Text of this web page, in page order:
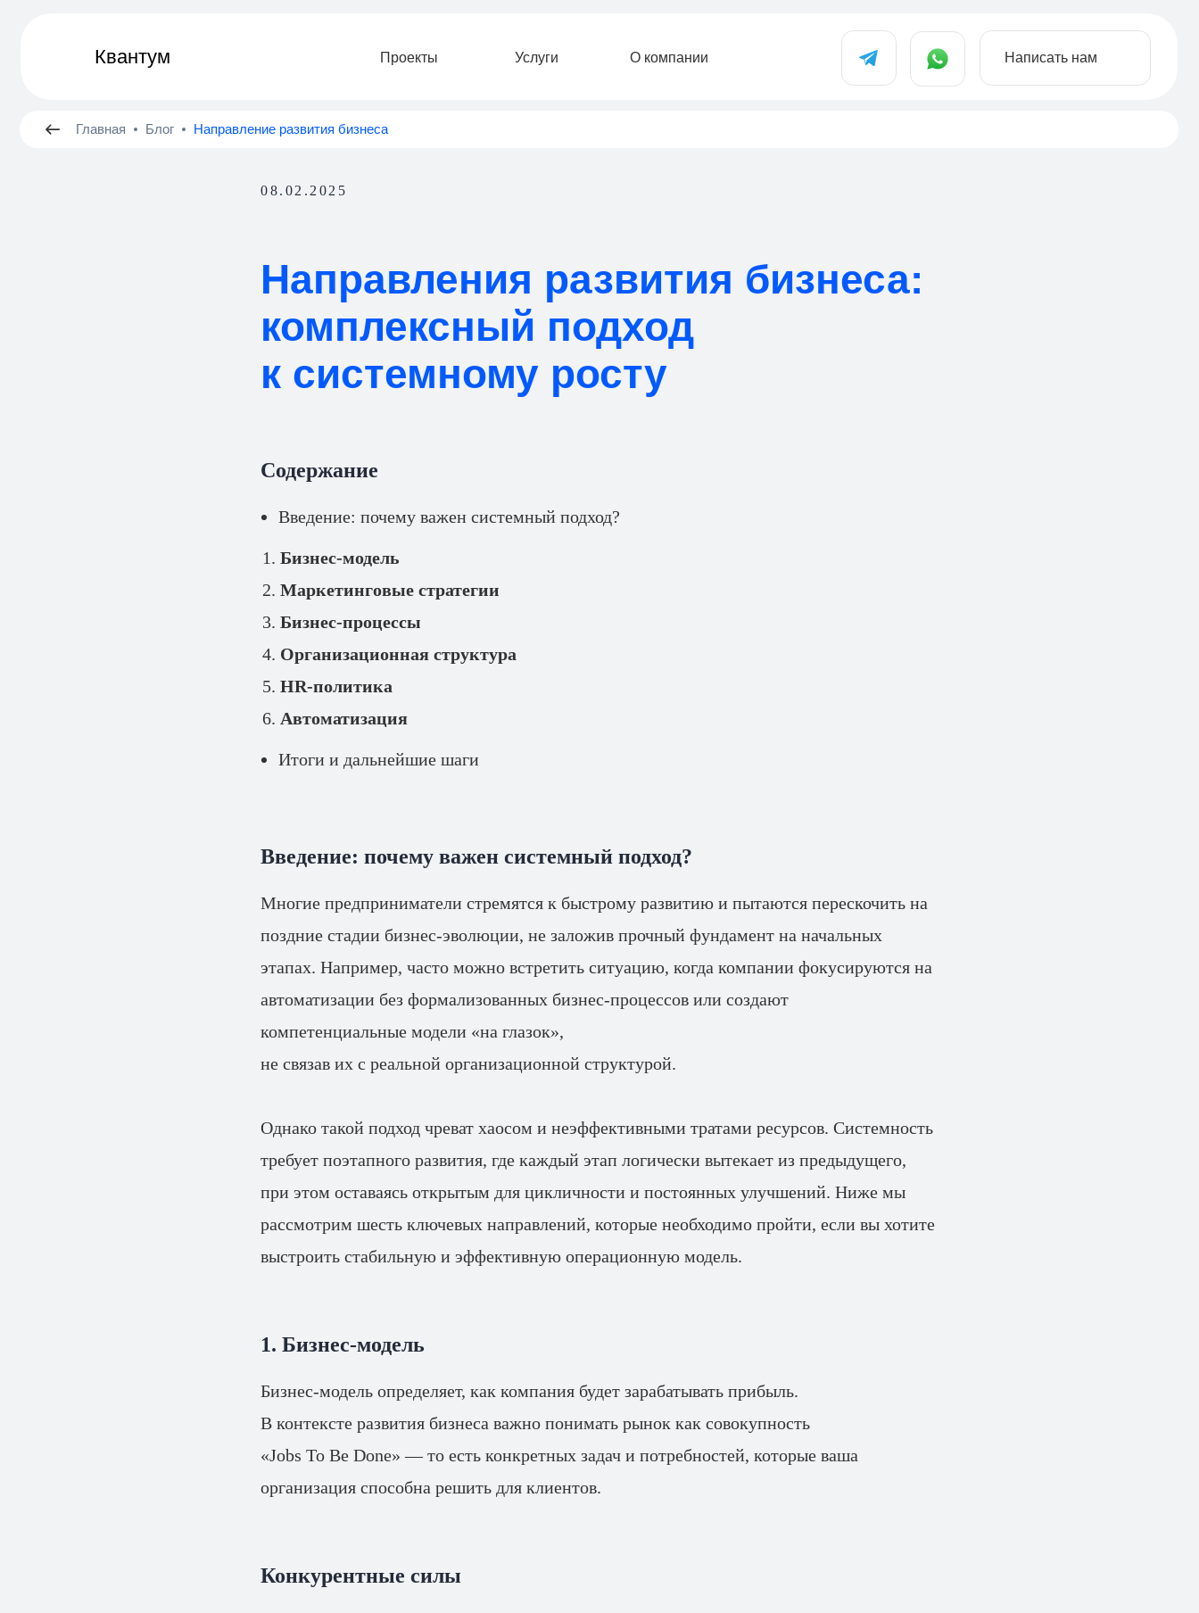
О компании Написать нам
ㅤПроекты
Квантум
08.02.2025
Направления развития бизнеса:
комплексный подход
к системному росту
Содержание
Введение: почему важен системный подход?
Бизнес-модель
Маркетинговые стратегии
Бизнес-процессы
Организационная структура
HR-политика
Автоматизация
Итоги и дальнейшие шаги
Введение: почему важен системный подход?
Многие предприниматели стремятся к быстрому развитию и пытаются перескочить на
поздние стадии бизнес-эволюции, не заложив прочный фундамент на начальных
этапах. Например, часто можно встретить ситуацию, когда компании фокусируются на
автоматизации без формализованных бизнес-процессов или создают
компетенциальные модели «на глазок»,
не связав их с реальной организационной структурой.
Однако такой подход чреват хаосом и неэффективными тратами ресурсов. Системность
требует поэтапного развития, где каждый этап логически вытекает из предыдущего,
при этом оставаясь открытым для цикличности и постоянных улучшений. Ниже мы
рассмотрим шесть ключевых направлений, которые необходимо пройти, если вы хотите
выстроить стабильную и эффективную операционную модель.
1. Бизнес-модель
Бизнес-модель определяет, как компания будет зарабатывать прибыль.
В контексте развития бизнеса важно понимать рынок как совокупность
«Jobs To Be Done» — то есть конкретных задач и потребностей, которые ваша
организация способна решить для клиентов.
Конкурентные силы